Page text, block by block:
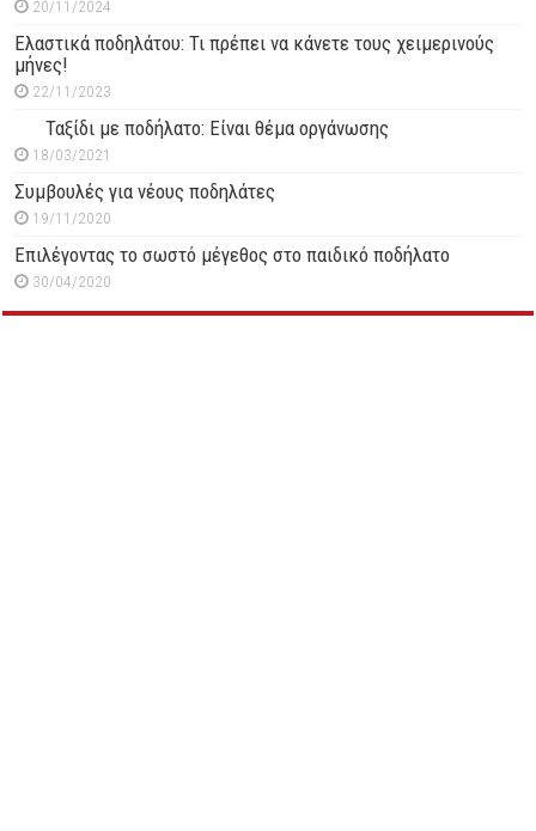
20/11/2024
Ελαστικά ποδηλάτου: Τι πρέπει να κάνετε τους χειμερινούς
μήνες!
22/11/2023
Ταξίδι με ποδήλατο: Είναι θέμα οργάνωσης
18/03/2021
Συμβουλές για νέους ποδηλάτες
19/11/2020
Επιλέγοντας το σωστό μέγεθος στο παιδικό ποδήλατο
30/04/2020